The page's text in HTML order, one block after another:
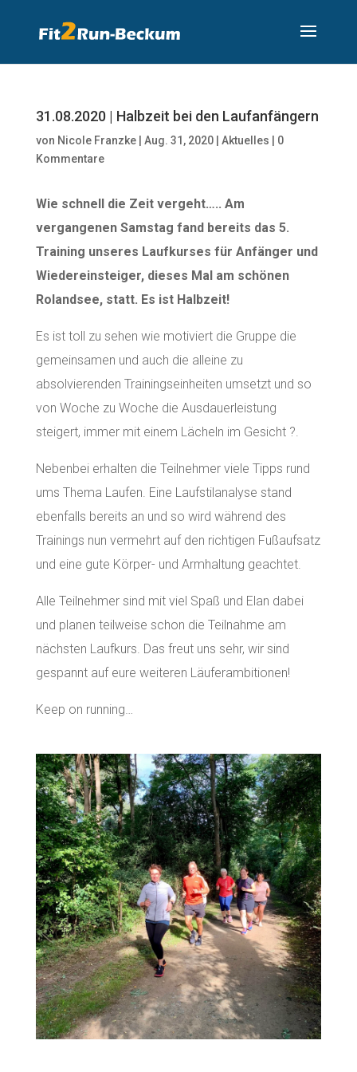
31.08.2020 | Halbzeit bei den Laufanfängern
von Nicole Franzke| Aug. 31, 2020| Aktuelles
0
Kommentare
Wie schnell die Zeit vergeht….. Am
vergangenen Samstag fand bereits das 5.
Training unseres Laufkurses für Anfänger und
Wiedereinsteiger, dieses Mal am schönen
Rolandsee, statt. Es ist Halbzeit!
Es ist toll zu sehen wie motiviert die Gruppe die
gemeinsamen und auch die alleine zu
absolvierenden Trainingseinheiten umsetzt und so
von Woche zu Woche die Ausdauerleistung
steigert, immer mit einem Lächeln im Gesicht ?.
Nebenbei erhalten die Teilnehmer viele Tipps rund
ums Thema Laufen. Eine Laufstilanalyse stand
ebenfalls bereits an und so wird während des
Trainings nun vermehrt auf den richtigen Fußaufsatz
und eine gute Körper- und Armhaltung geachtet.
Alle Teilnehmer sind mit viel Spaß und Elan dabei
und planen teilweise schon die Teilnahme am
nächsten Laufkurs. Das freut uns sehr, wir sind
gespannt auf eure weiteren Läuferambitionen!
Keep on running…